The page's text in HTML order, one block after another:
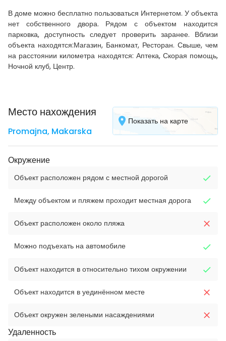
В доме можно бесплатно пользоваться Интернетом. У объекта
нет собственного двора. Рядом с объектом находится
парковка, доступность следует проверить заранее. Вблизи
объекта находятся:Магазин, Банкомат, Ресторан. Свыше, чем
на расстоянии километра находятся: Аптека, Скорая помощь,
Ночной клуб, Центр.
Место нахождения
Promajna, Makarska
Показать на карте
Окружение
Объект расположен рядом с местной дорогой
Между объектом и пляжем проходит местная дорога
Объект расположен около пляжа
Можно подъехать на автомобиле
Объект находится в относительно тихом окружении
Объект находится в уединённом месте
Объект окружен зелеными насаждениями
Удаленность